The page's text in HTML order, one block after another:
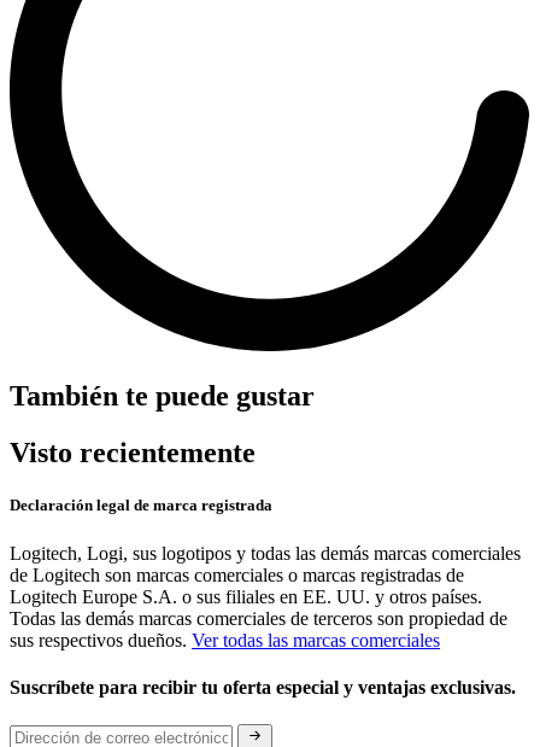
También te puede gustar
Visto recientemente
Declaración legal de marca registrada
Logitech, Logi, sus logotipos y todas las demás marcas comerciales
de Logitech son marcas comerciales o marcas registradas de
Logitech Europe S.A. o sus filiales en EE. UU. y otros países.
Todas las demás marcas comerciales de terceros son propiedad de
sus respectivos dueños. Ver todas las marcas comerciales
Suscríbete para recibir tu oferta especial y ventajas exclusivas.